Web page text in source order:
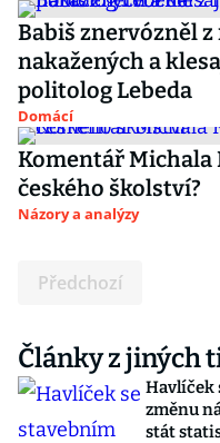
Babiš znervózněl
nakažených a
politolog Lebeda
Domácí
Komentář Michala
českého školství?
Názory a analýzy
Předchozí
Články z jiných
Havlíček
změnu
stát